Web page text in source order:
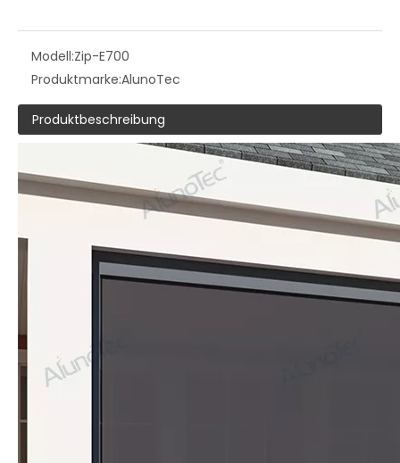
Modell:Zip-E700
Produktmarke:AlunoTec
Produktbeschreibung